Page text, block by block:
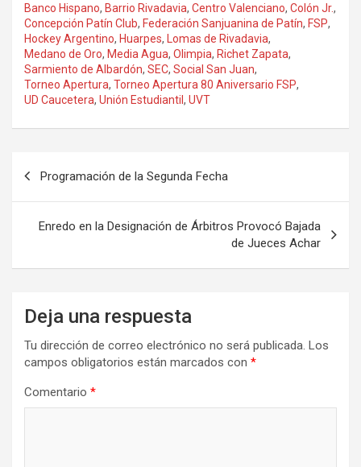
Banco Hispano, Barrio Rivadavia, Centro Valenciano, Colón Jr.,
Concepción Patín Club, Federación Sanjuanina de Patín, FSP,
Hockey Argentino, Huarpes, Lomas de Rivadavia,
Medano de Oro, Media Agua, Olimpia, Richet Zapata,
Sarmiento de Albardón, SEC, Social San Juan,
Torneo Apertura, Torneo Apertura 80 Aniversario FSP,
UD Caucetera, Unión Estudiantil , UVT
entradas
Programación de la Segunda Fecha
Enredo en la Designación de Árbitros Provocó Bajada
de Jueces Achar
Deja una respuesta
Tu dirección de correo electrónico no será publicada. Los
campos obligatorios están marcados con *
Comentario *